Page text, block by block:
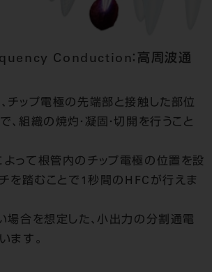
Conduction：高周波通
チップ電極の先端部と接触した部位
、組織の焼灼・凝固・切開を行うこと
って根管内のチップ電極の位置を設
チを踏むことで1秒間のHFCが行えま
場合を想定した、小出力の分割通電
ます。